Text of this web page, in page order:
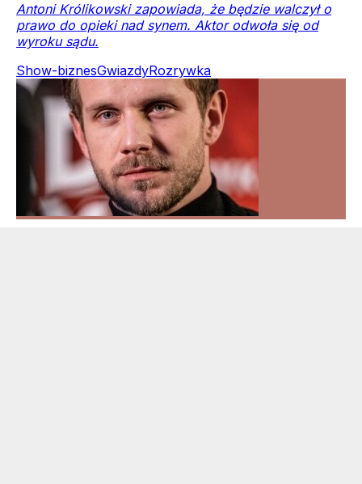
Antoni Królikowski zapowiada, że będzie walczył o
prawo do opieki nad synem. Aktor odwoła się od
wyroku sądu.
Show-biznesGwiazdyRozrywka